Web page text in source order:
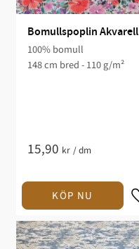
Bomullspoplin Akvarell
100% bomull
148 cm bred - 110 g/m²
15,90 kr /dm